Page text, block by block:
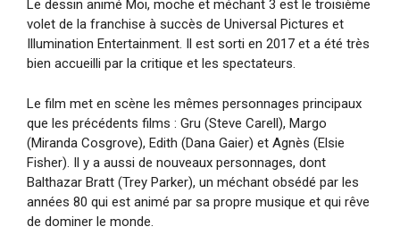
Le dessin animé Moi, moche et méchant 3 est le troisième
volet de la franchise à succès de Universal Pictures et
Illumination Entertainment. Il est sorti en 2017 et a été très
bien accueilli par la critique et les spectateurs.
Le film met en scène les mêmes personnages principaux
que les précédents films : Gru (Steve Carell), Margo
(Miranda Cosgrove), Edith (Dana Gaier) et Agnès (Elsie
Fisher). Il y a aussi de nouveaux personnages, dont
Balthazar Bratt (Trey Parker), un méchant obsédé par les
années 80 qui est animé par sa propre musique et qui rêve
de dominer le monde.